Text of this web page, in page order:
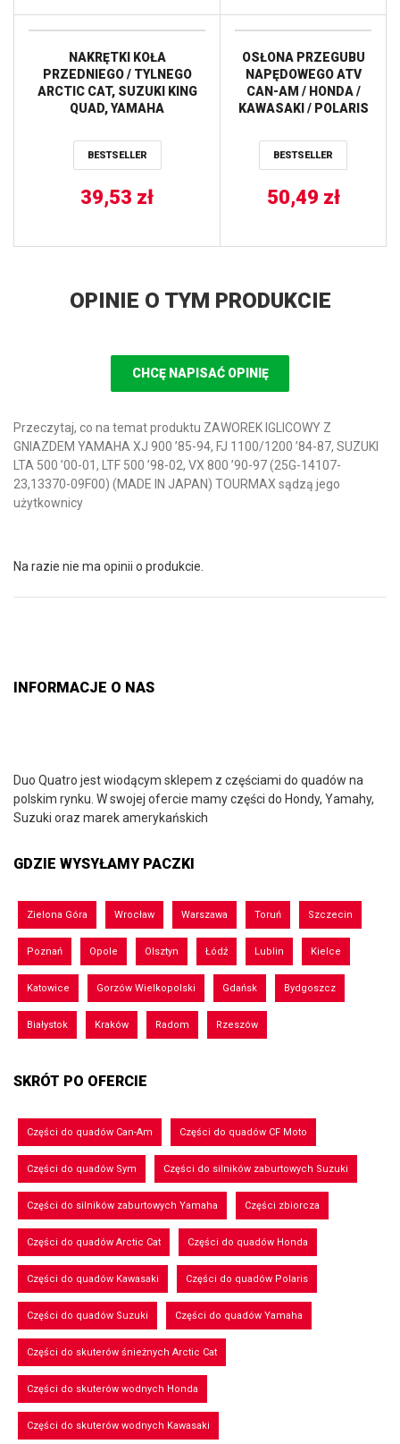
NAKRĘTKI KOŁA
PRZEDNIEGO / TYLNEGO
ARCTIC CAT, SUZUKI KING
QUAD, YAMAHA
ALL BALLS
BESTSELLER
39,53 zł
OSŁONA PRZEGUBU
NAPĘDOWEGO ATV
CAN-AM / HONDA /
KAWASAKI / POLARIS
BESTSELLER
50,49 zł
OPINIE O TYM PRODUKCIE
CHCĘ NAPISAĆ OPINIĘ
Przeczytaj, co na temat produktu ZAWOREK IGLICOWY Z
GNIAZDEM YAMAHA XJ 900 ’85-94, FJ 1100/1200 ’84-87, SUZUKI
LTA 500 ’00-01, LTF 500 ’98-02, VX 800 ’90-97 (25G-14107-
23,13370-09F00) (MADE IN JAPAN) TOURMAX sądzą jego
użytkownicy
Na razie nie ma opinii o produkcie.
INFORMACJE O NAS
Duo Quatro jest wiodącym sklepem z częściami do quadów na
polskim rynku. W swojej ofercie mamy części do Hondy, Yamahy,
Suzuki oraz marek amerykańskich
GDZIE WYSYŁAMY PACZKI
Zielona Góra Wrocław Warszawa Toruń Szczecin
Poznań Opole Olsztyn Łódź Lublin Kielce
Katowice Gorzów Wielkopolski Gdańsk Bydgoszcz
Białystok Kraków Radom Rzeszów
SKRÓT PO OFERCIE
Części do quadów Can-Am Części do quadów CF Moto
Części do quadów Sym Części do silników zaburtowych Suzuki
Części do silników zaburtowych Yamaha Części zbiorcza
Części do quadów Arctic Cat Części do quadów Honda
Części do quadów Kawasaki Części do quadów Polaris
Części do quadów Suzuki Części do quadów Yamaha
Części do skuterów śnieżnych Arctic Cat
Części do skuterów wodnych Honda
Części do skuterów wodnych Kawasaki